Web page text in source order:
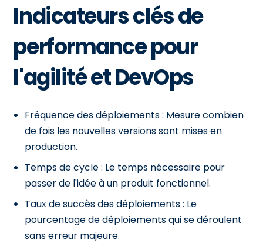
Indicateurs clés de
performance pour
l'agilité et DevOps
Fréquence des déploiements : Mesure combien
de fois les nouvelles versions sont mises en
production.
Temps de cycle : Le temps nécessaire pour
passer de l'idée à un produit fonctionnel.
Taux de succès des déploiements : Le
pourcentage de déploiements qui se déroulent
sans erreur majeure.